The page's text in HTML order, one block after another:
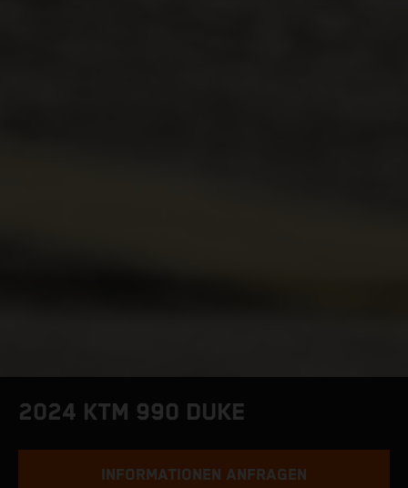
2024 KTM 990 DUKE
INFORMATIONEN ANFRAGEN